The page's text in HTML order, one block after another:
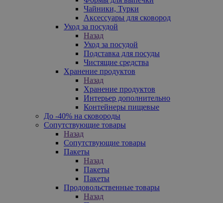
Чайники, Турки
Аксессуары для сковород
Уход за посудой
Назад
Уход за посудой
Подставка для посуды
Чистящие средства
Хранение продуктов
Назад
Хранение продуктов
Интерьер дополнительно
Контейнеры пищевые
До -40% на сковороды
Сопутствующие товары
Назад
Сопутствующие товары
Пакеты
Назад
Пакеты
Пакеты
Продовольственные товары
Назад